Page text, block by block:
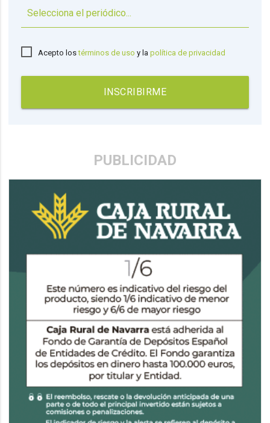
Acepto lostérminos de uso y lapolítica de privacidad
INSCRIBIRME
PUBLICIDAD